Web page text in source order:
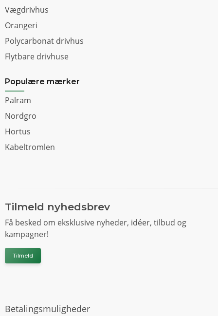
Vægdrivhus
Orangeri
Polycarbonat drivhus
Flytbare drivhuse
Populære mærker
Palram
Nordgro
Hortus
Kabeltromlen
Tilmeld nyhedsbrev
Få besked om eksklusive nyheder, idéer, tilbud og
kampagner!
Tilmeld
Betalingsmuligheder